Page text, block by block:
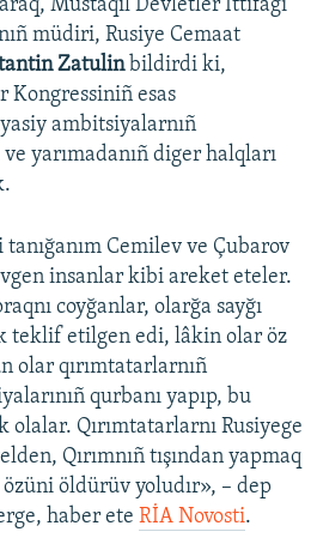
Mustaqil Devletler İttifağı
müdiri, Rusiye Cemaat
Zatulin bildirdi ki,
Kongressiniñ esas
ambitsiyalarnıñ
yarımadanıñ diger halqları
Cemilev ve Çubarov
insanlar kibi areket eteler.
coyğanlar, olarğa sayğı
teklif etilgen edi, lâkin olar öz
olar qırımtatarlarnıñ
qurbanı yapıp, bu
Qırımtatarlarnı Rusiyege
Qırımnıñ tışından yapmaq
özüni öldürüv yoludır», – dep
haber ete RİA Novosti.